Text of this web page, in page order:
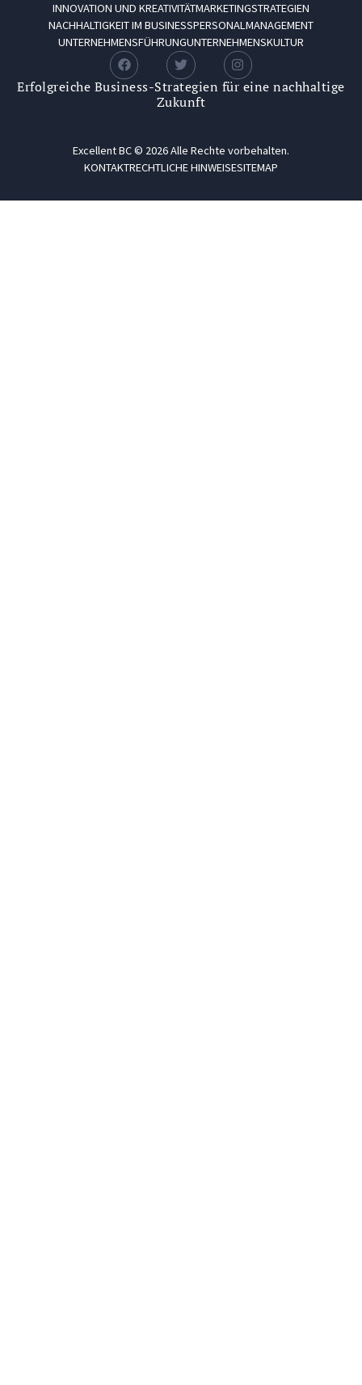
INNOVATION UND KREATIVITÄTMARKETINGSTRATEGIEN
NACHHALTIGKEIT IM BUSINESSPERSONALMANAGEMENT
UNTERNEHMENSFÜHRUNGUNTERNEHMENSKULTUR
Erfolgreiche Business-Strategien für eine nachhaltige
Zukunft
Excellent BC © 2026 Alle Rechte vorbehalten.
KONTAKTRECHTLICHE HINWEISESITEMAP